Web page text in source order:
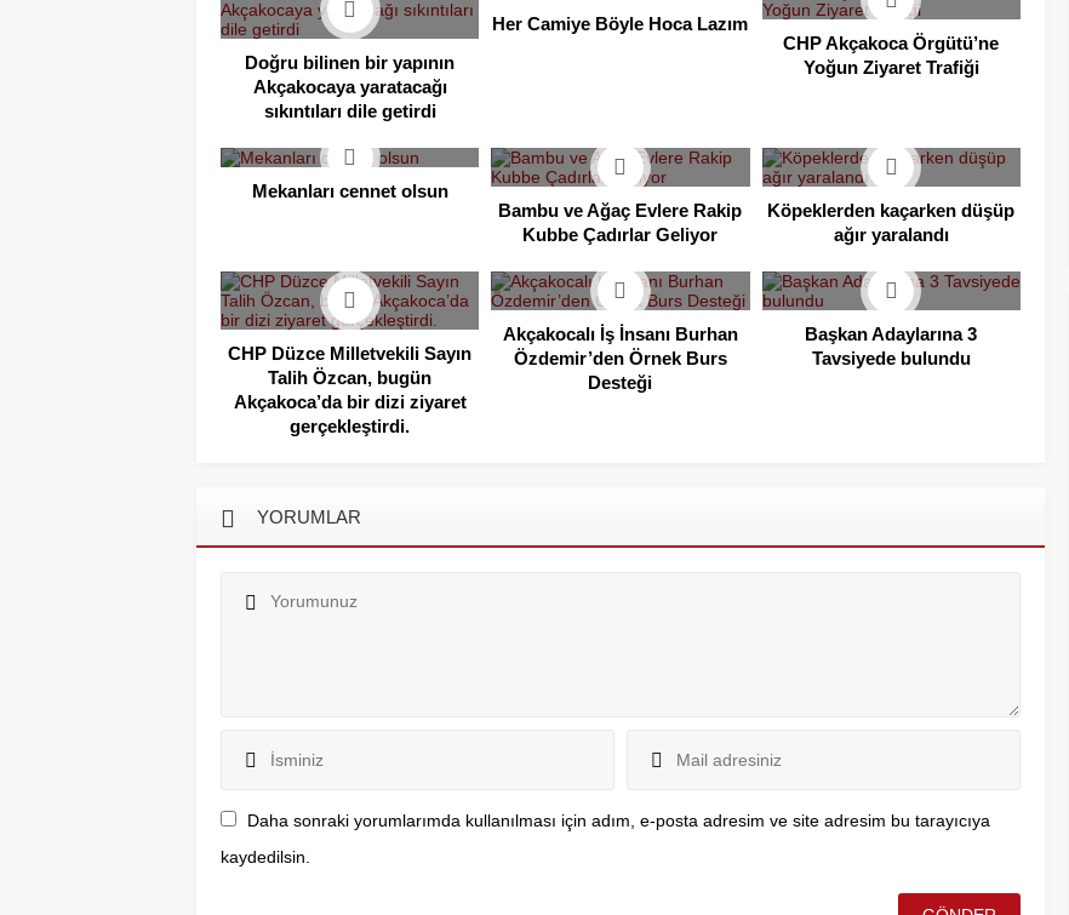
Doğru bilinen bir yapının
Akçakocaya yaratacağı
sıkıntıları dile getirdi
Her Camiye Böyle Hoca Lazım
CHP Akçakoca Örgütü’ne
Yoğun Ziyaret Trafiği
Mekanları cennet olsun
Bambu ve Ağaç Evlere Rakip
Kubbe Çadırlar Geliyor
Köpeklerden kaçarken düşüp
ağır yaralandı
CHP Düzce Milletvekili Sayın
Talih Özcan, bugün
Akçakoca’da bir dizi ziyaret
gerçekleştirdi.
Akçakocalı İş İnsanı Burhan
Özdemir’den Örnek Burs
Desteği
Başkan Adaylarına 3
Tavsiyede bulundu
YORUMLAR
Daha sonraki yorumlarımda kullanılması için adım, e-posta adresim ve site adresim bu tarayıcıya
kaydedilsin.